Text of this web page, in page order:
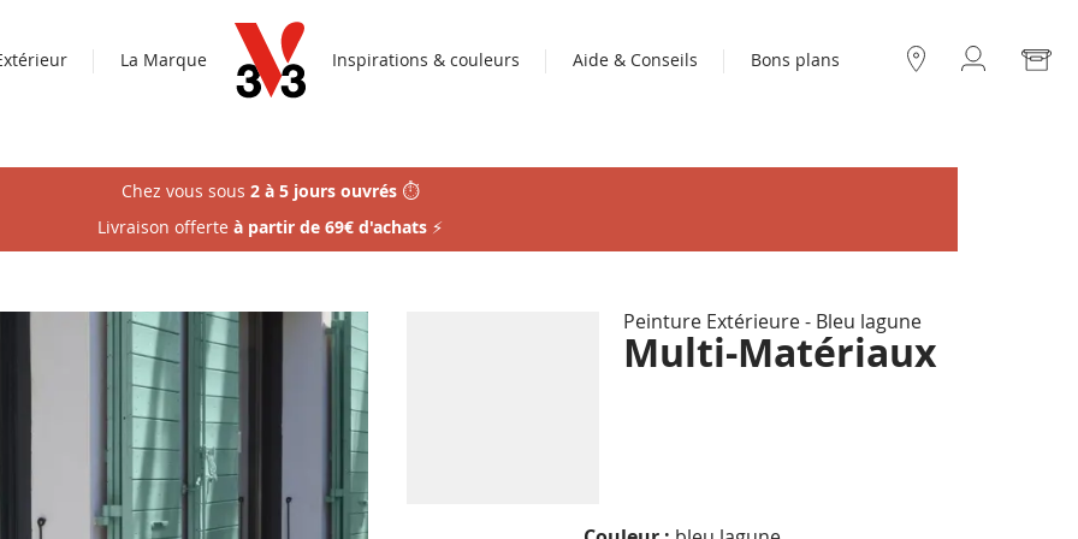
La Marque Inspirations & couleurs Aide & Conseils
Bons plans
Chez vous sous 2 à 5 jours ouvrés ⏱️
Livraison offerte à partir de 69€ d'achats ⚡
Peinture Extérieure - Bleu lagune
Multi-Matériaux